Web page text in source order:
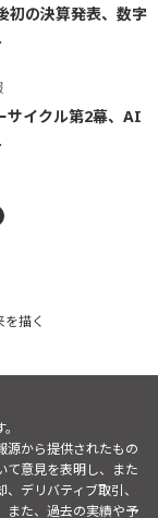
初の決算発表、数字
サイクル第2幕、AI
描く
源から提供されたもの
て意見を表明し、また
デリバティブ取引、
また、過去の実績や予